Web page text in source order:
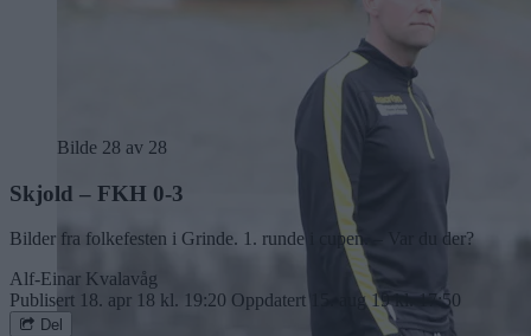
Bilde 28 av 28
Skjold – FKH 0-3
Bilder fra folkefesten i Grinde. 1. runde i cupen. – Var du der?
Alf-Einar Kvalavåg
Publisert 18. apr 18 kl. 19:20 Oppdatert 15. aug 19 kl. 17:50
Del